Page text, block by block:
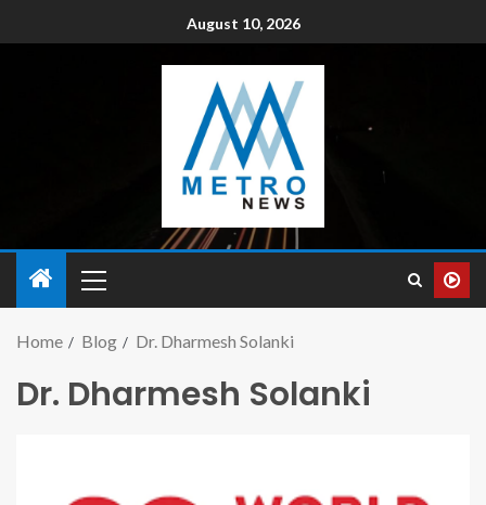
August 10, 2026
Home Blog Dr. Dharmesh Solanki
Dr. Dharmesh Solanki